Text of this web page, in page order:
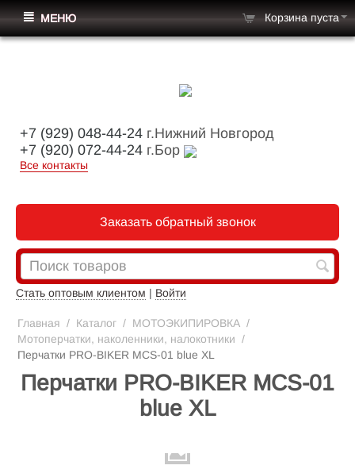
+7 (929) 048-44-24 г.Нижний Новгород
+7 (920) 072-44-24 г.Бор
Все контакты
Заказать обратный звонок
Стать оптовым клиентом | Войти
МЕНЮ Корзина пуста
Главная / Каталог / МОТОЭКИПИРОВКА /
Мотоперчатки, наколенники, налокотники /
Перчатки PRO-BIKER MCS-01 blue XL
Перчатки PRO-BIKER MCS-01
blue XL